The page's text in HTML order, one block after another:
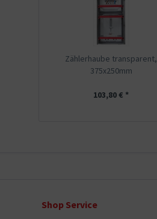
Zählerhaube transparent,
375x250mm
103,80 € *
Shop Service